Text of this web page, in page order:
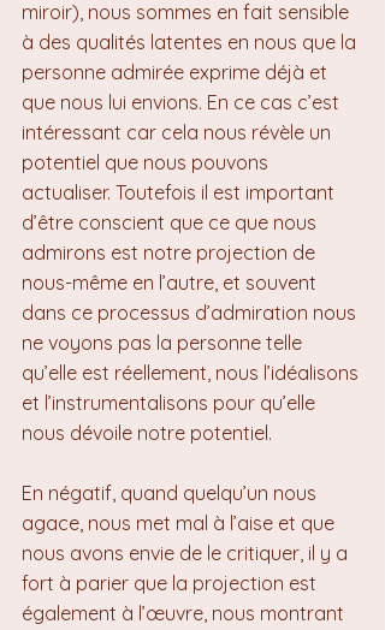
miroir), nous sommes en fait sensible
à des qualités latentes en nous que la
personne admirée exprime déjà et
que nous lui envions. En ce cas c’est
intéressant car cela nous révèle un
potentiel que nous pouvons
actualiser. Toutefois il est important
d’être conscient que ce que nous
admirons est notre projection de
nous-même en l’autre, et souvent
dans ce processus d’admiration nous
ne voyons pas la personne telle
qu’elle est réellement, nous l’idéalisons
et l’instrumentalisons pour qu’elle
nous dévoile notre potentiel.
En négatif, quand quelqu’un nous
agace, nous met mal à l’aise et que
nous avons envie de le critiquer, il y a
fort à parier que la projection est
également à l’œuvre, nous montrant